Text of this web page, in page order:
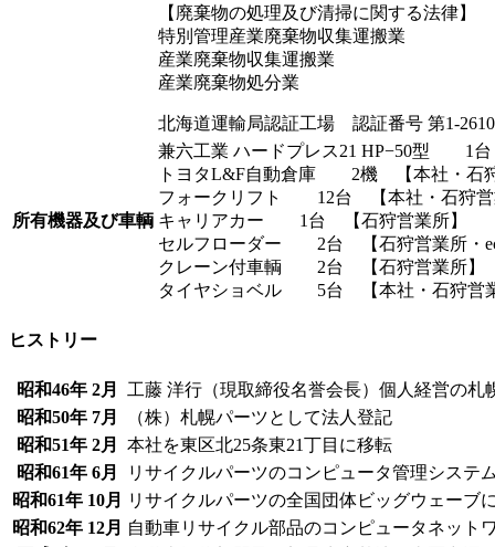
【廃棄物の処理及び清掃に関する法律】
特別管理産業廃棄物収集運搬業
産業廃棄物収集運搬業
産業廃棄物処分業
北海道運輸局認証工場 認証番号 第1-2610
所有機器及び車輌
兼六工業 ハードプレス21 HP−50型 1
トヨタL&F自動倉庫 2機 【本社・石
フォークリフト 12台 【本社・石狩営
キャリアカー 1台 【石狩営業所】
セルフローダー 2台 【石狩営業所・
クレーン付車輌 2台 【石狩営業所】
タイヤショベル 5台 【本社・石狩営業
ヒストリー
昭和46年 2月
工藤 洋行（現取締役名誉会長）個人経営の札
昭和50年 7月
（株）札幌パーツとして法人登記
昭和51年 2月
本社を東区北25条東21丁目に移転
昭和61年 6月
リサイクルパーツのコンピュータ管理システ
昭和61年 10月
リサイクルパーツの全国団体ビッグウェーブ
昭和62年 12月 自動車リサイクル部品のコンピュータネット